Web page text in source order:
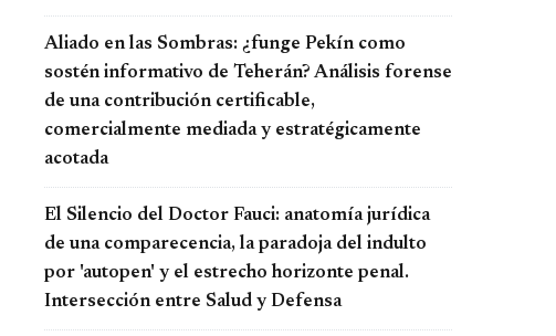
Aliado en las Sombras: ¿funge Pekín como
sostén informativo de Teherán? Análisis forense
de una contribución certificable,
comercialmente mediada y estratégicamente
acotada
El Silencio del Doctor Fauci: anatomía jurídica
de una comparecencia, la paradoja del indulto
por 'autopen' y el estrecho horizonte penal.
Intersección entre Salud y Defensa